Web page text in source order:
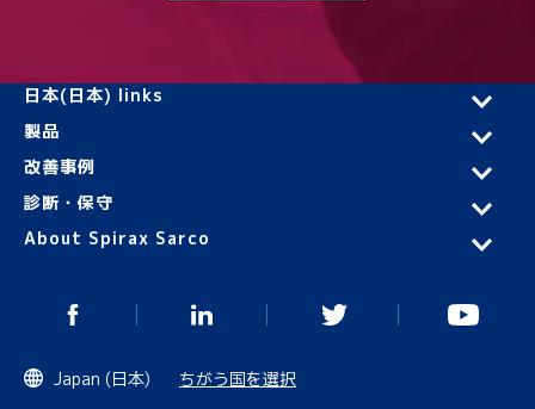
日本(日本) links
製品
改善事例
診断・保守
About Spirax Sarco
Japan (日本) ちがう国を選択